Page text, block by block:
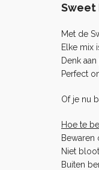
Sweet
Met de
Elke mix
Denk
Perfect
Of je nu
Hoe te
Bewaren
Niet
Buiten